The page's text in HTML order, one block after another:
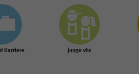
Karriere junge vhs